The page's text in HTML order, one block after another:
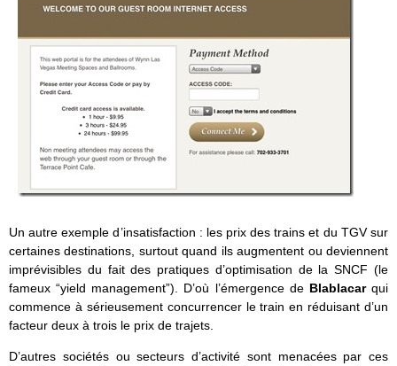
Un autre exemple d’insatisfaction : les prix des trains et du TGV sur
certaines destinations, surtout quand ils augmentent ou deviennent
imprévisibles du fait des pratiques d’optimisation de la SNCF (le
fameux “yield management”). D’où l’émergence de Blablacarqui
commence à sérieusement concurrencer le train en réduisant d’un
facteur deux à trois le prix de trajets.
D’autres sociétés ou secteurs d’activité sont menacées par ces